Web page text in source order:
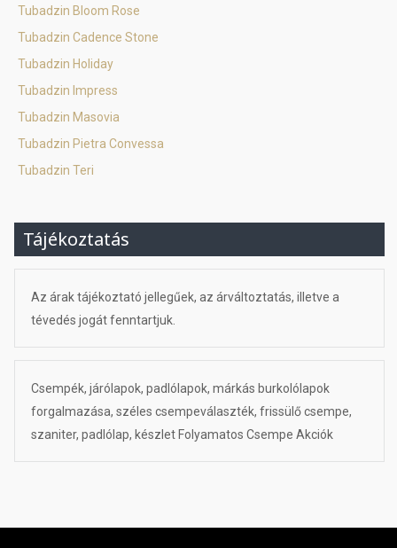
Tubadzin Bloom Rose
Tubadzin Cadence Stone
Tubadzin Holiday
Tubadzin Impress
Tubadzin Masovia
Tubadzin Pietra Convessa
Tubadzin Teri
Tájékoztatás
Az árak tájékoztató jellegűek, az árváltoztatás, illetve a
tévedés jogát fenntartjuk.
Csempék, járólapok, padlólapok, márkás burkolólapok
forgalmazása, széles csempeválaszték, frissülő csempe,
szaniter, padlólap, készlet Folyamatos Csempe Akciók